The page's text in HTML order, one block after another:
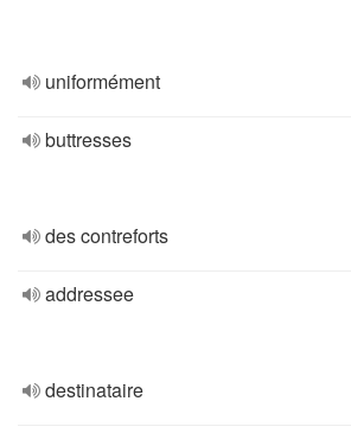
uniformément
buttresses
des contreforts
addressee
destinataire